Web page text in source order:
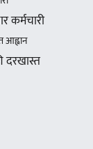
कर्मचारी
दरखास्त